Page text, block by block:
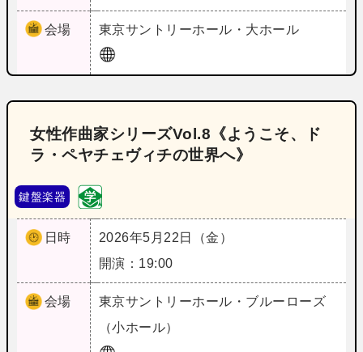
会場 東京サントリーホール・大ホール
女性作曲家シリーズVol.8《ようこそ、ド
ラ・ペヤチェヴィチの世界へ》
鍵盤楽器
日時
2026年5月22日（金）
開演：19:00
会場 東京サントリーホール・ブルーローズ
（小ホール）